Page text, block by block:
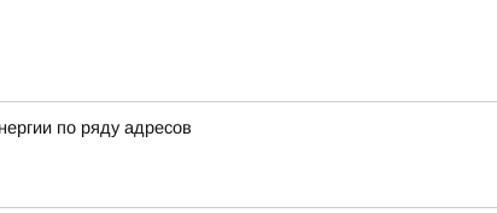
по ряду адресов